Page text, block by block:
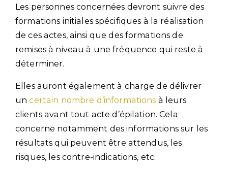
Les personnes concernées devront suivre des
formations initiales spécifiques à la réalisation
de ces actes, ainsi que des formations de
remises à niveau à une fréquence qui reste à
déterminer.
Elles auront également à charge de délivrer
uncertain nombre d’informations à leurs
clients avant tout acte d’épilation. Cela
concerne notamment des informations sur les
résultats qui peuvent être attendus, les
risques, les contre-indications, etc.